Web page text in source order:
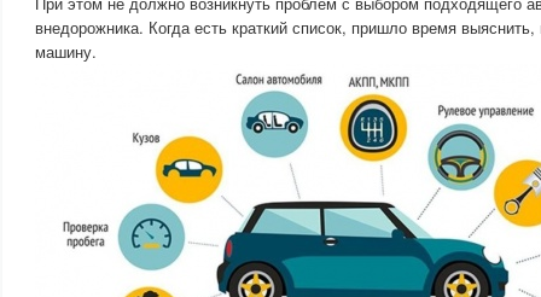
внедорожника. Когда есть краткий список, пришло время
машину.